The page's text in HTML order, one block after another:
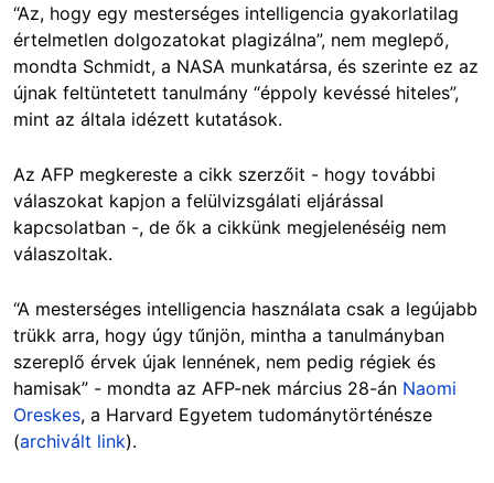
“Az, hogy egy mesterséges intelligencia gyakorlatilag
értelmetlen dolgozatokat plagizálna”, nem meglepő,
mondta Schmidt, a NASA munkatársa, és szerinte ez az
újnak feltüntetett tanulmány “éppoly kevéssé hiteles”,
mint az általa idézett kutatások.
Az AFP megkereste a cikk szerzőit - hogy további
válaszokat kapjon a felülvizsgálati eljárással
kapcsolatban -, de ők a cikkünk megjelenéséig nem
válaszoltak.
“A mesterséges intelligencia használata csak a legújabb
trükk arra, hogy úgy tűnjön, mintha a tanulmányban
szereplő érvek újak lennének, nem pedig régiek és
hamisak” - mondta az AFP-nek március 28-án Naomi
Oreskes, a Harvard Egyetem tudománytörténésze
(archivált link).